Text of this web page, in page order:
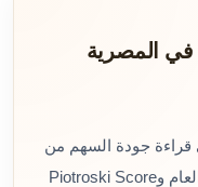
في المصرية
جودة السهم من
الناحية المالية والمحاسبية، مثل الأداء العام وPiotroski Score